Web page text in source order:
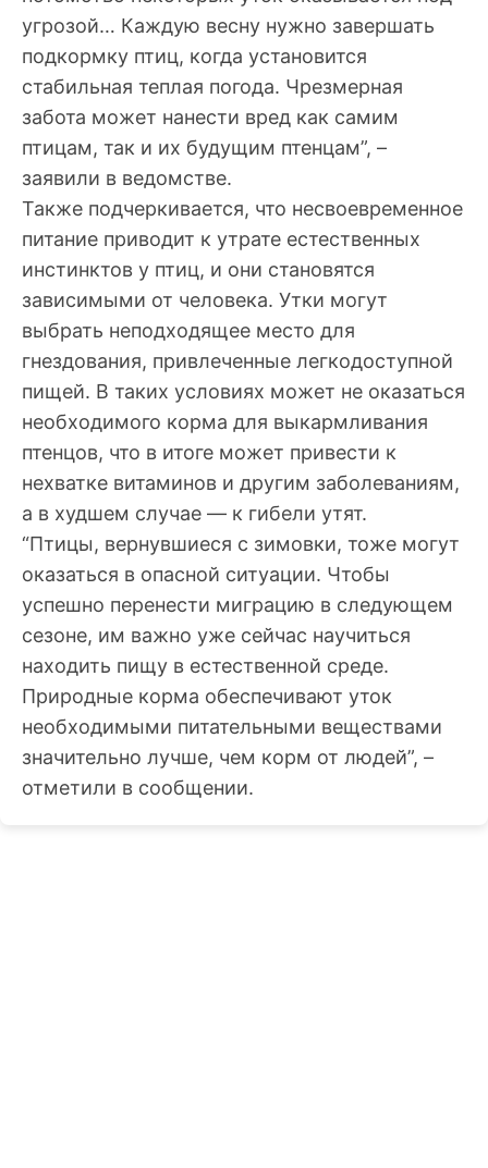
угрозой… Каждую весну нужно завершать
подкормку птиц, когда установится
стабильная теплая погода. Чрезмерная
забота может нанести вред как самим
птицам, так и их будущим птенцам”, –
заявили в ведомстве.
Также подчеркивается, что несвоевременное
питание приводит к утрате естественных
инстинктов у птиц, и они становятся
зависимыми от человека. Утки могут
выбрать неподходящее место для
гнездования, привлеченные легкодоступной
пищей. В таких условиях может не оказаться
необходимого корма для выкармливания
птенцов, что в итоге может привести к
нехватке витаминов и другим заболеваниям,
а в худшем случае — к гибели утят.
“Птицы, вернувшиеся с зимовки, тоже могут
оказаться в опасной ситуации. Чтобы
успешно перенести миграцию в следующем
сезоне, им важно уже сейчас научиться
находить пищу в естественной среде.
Природные корма обеспечивают уток
необходимыми питательными веществами
значительно лучше, чем корм от людей”, –
отметили в сообщении.